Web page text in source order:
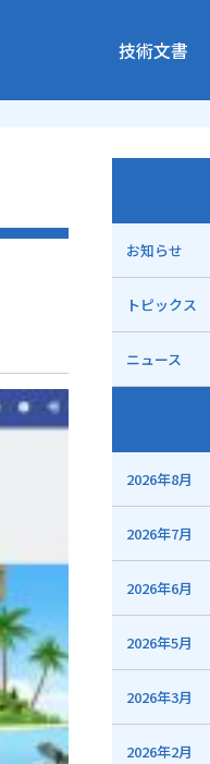
技術文書
お知らせ
トピックス
ニュース
2026年8月
2026年7月
2026年6月
2026年5月
2026年3月
2026年2月